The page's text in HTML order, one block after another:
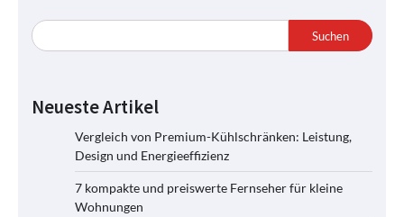
Suchen
Neueste Artikel
Vergleich von Premium-Kühlschränken: Leistung,
Design und Energieeffizienz
7 kompakte und preiswerte Fernseher für kleine
Wohnungen